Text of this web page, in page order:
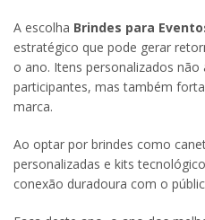
A escolha Brindes para
estratégico que pode gerar
o ano. Itens personalizados não
participantes, mas também
marca.
Ao optar por brindes como
personalizadas e kits
conexão duradoura com o